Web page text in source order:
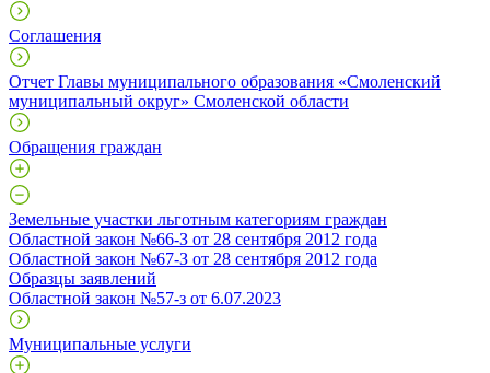
Соглашения
Отчет Главы муниципального образования «Смоленский
муниципальный округ» Смоленской области
Обращения граждан
Земельные участки льготным категориям граждан
Областной закон №66-З от 28 сентября 2012 года
Областной закон №67-З от 28 сентября 2012 года
Образцы заявлений
Областной закон №57-з от 6.07.2023
Муниципальные услуги